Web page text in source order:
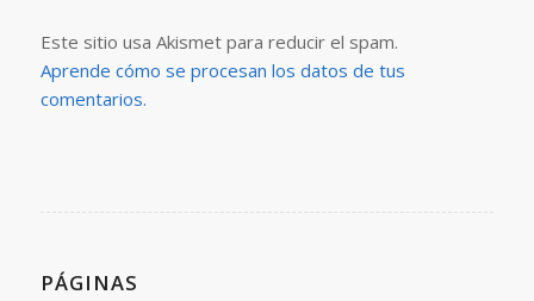
Este sitio usa Akismet para reducir el spam.
Aprende cómo se procesan los datos de tus
comentarios.
PÁGINAS